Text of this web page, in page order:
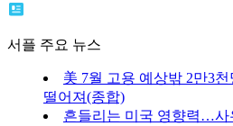
서플 주요 뉴스
美 7월 고용 예상밖 2만3
떨어져(종합)
흔들리는 미국 영향력…사